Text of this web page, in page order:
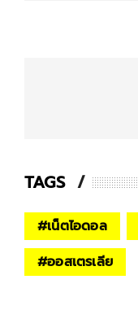
TAGS
#เน็ตไอดอล
#ออสเตรเลีย